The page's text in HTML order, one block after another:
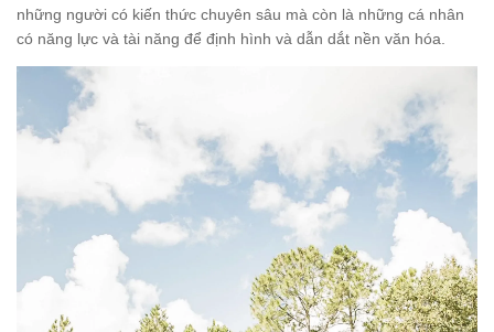
những người có kiến thức chuyên sâu mà còn là những cá nhân
có năng lực và tài năng để định hình và dẫn dắt nền văn hóa.